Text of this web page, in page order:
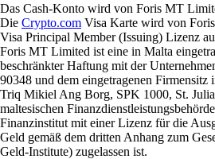
Das Cash-Konto wird von Foris MT
Die Crypto.com Visa Karte wird von
Visa Principal Member (Issuing) Lizenz
Foris MT Limited ist eine in Malta
beschränkter Haftung mit der
90348 und dem eingetragenen Firmensitz
Triq Mikiel Ang Borg, SPK 1000, St.
maltesischen
Finanzinstitut mit einer Lizenz für die
Geld gemäß dem dritten Anhang zum
Geld-Institute) zugelassen ist.